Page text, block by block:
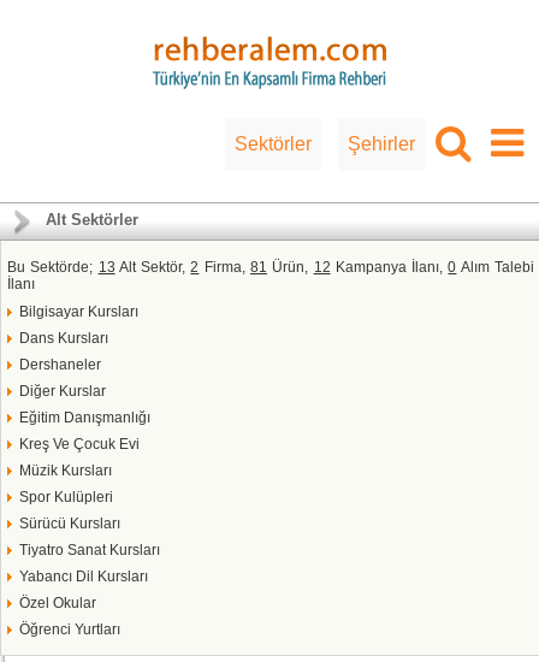
Sektörler Şehirler
Alt Sektörler
Bu Sektörde; 13 Alt Sektör,2 Firma,81 Ürün, 12 Kampanya İlanı,0 Alım Talebi
İlanı
Bilgisayar Kursları
Dans Kursları
Dershaneler
Diğer Kurslar
Eğitim Danışmanlığı
Kreş Ve Çocuk Evi
Müzik Kursları
Spor Kulüpleri
Sürücü Kursları
Tiyatro Sanat Kursları
Yabancı Dil Kursları
Özel Okular
Öğrenci Yurtları